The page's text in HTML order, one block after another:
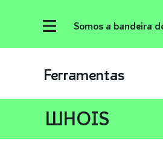
Somos a bandeira
Ferramentas
WHOIS